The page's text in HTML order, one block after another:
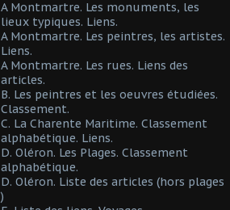
A Montmartre. Les monuments, les
lieux typiques. Liens.
A Montmartre. Les peintres, les artistes.
Liens.
A Montmartre. Les rues. Liens des
articles.
B. Les peintres et les oeuvres étudiées.
Classement.
C. La Charente Maritime. Classement
alphabétique. Liens.
D. Oléron. Les Plages. Classement
alphabétique.
D. Oléron. Liste des articles (hors plages
)